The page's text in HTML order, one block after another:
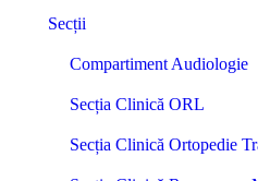
Secții
Compartiment Audiologie
Secția Clinică ORL
Secția Clinică Ortopedie